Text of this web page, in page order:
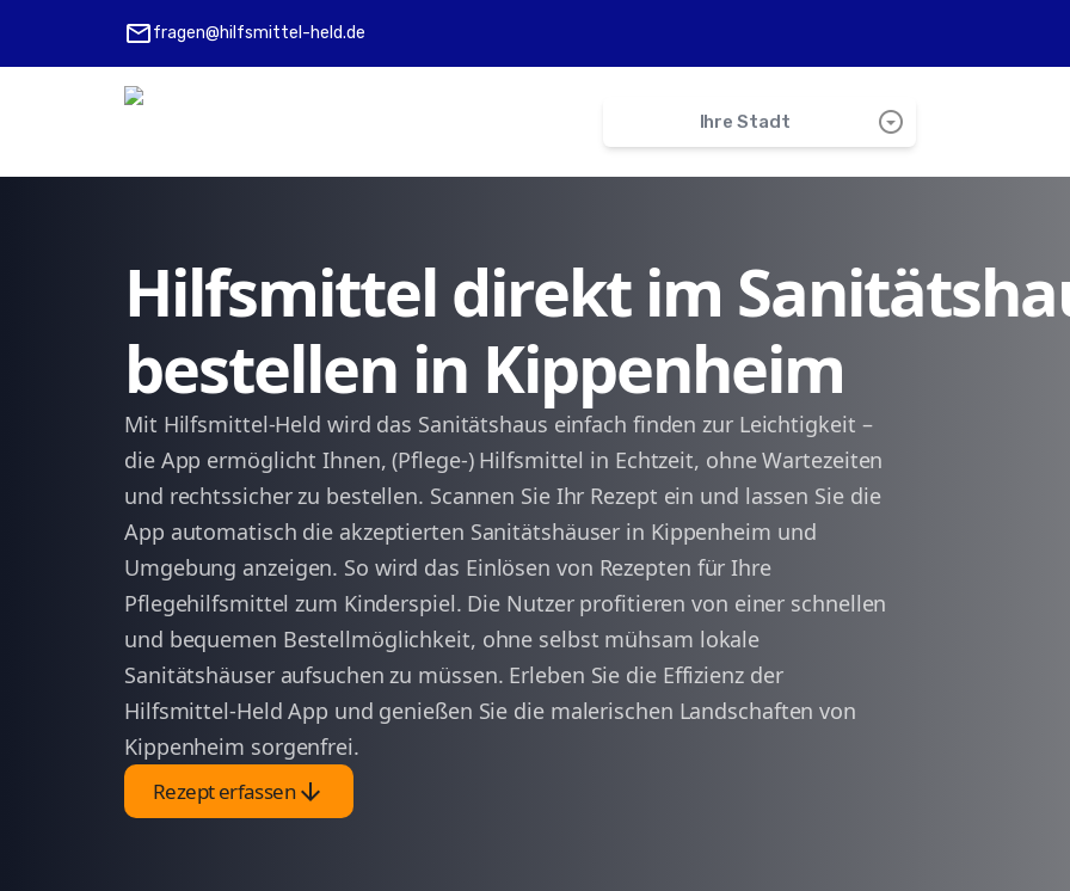
mailfragen@hilfsmittel-held.de
Ihre Stadt arrow_drop_down_circle
Mahlberg
Ettenheim
Ringsheim
Kappel-Grafenhausen
arrow_back 1 arrow_forward
Hilfsmittel direkt im
bestellen in Kippenheim
Mit Hilfsmittel-Held wird das Sanitätshaus einfach finden zur Leichtigkeit –
die App ermöglicht Ihnen, (Pflege-) Hilfsmittel in Echtzeit, ohne Wartezeiten
und rechtssicher zu bestellen. Scannen Sie Ihr Rezept ein und lassen Sie die
App automatisch die akzeptierten Sanitätshäuser in Kippenheim und
Umgebung anzeigen. So wird das Einlösen von Rezepten für Ihre
Pflegehilfsmittel zum Kinderspiel. Die Nutzer profitieren von einer schnellen
und bequemen Bestellmöglichkeit, ohne selbst mühsam lokale
Sanitätshäuser aufsuchen zu müssen. Erleben Sie die Effizienz der
Hilfsmittel-Held App und genießen Sie die malerischen Landschaften von
Kippenheim sorgenfrei.
Rezept erfassenarrow_downward